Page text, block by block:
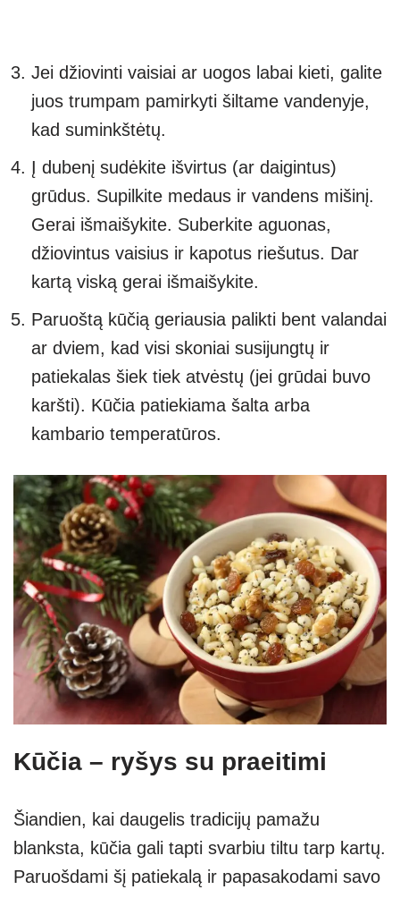
Jei džiovinti vaisiai ar uogos labai kieti, galite
juos trumpam pamirkyti šiltame vandenyje,
kad suminkštėtų.
Į dubenį sudėkite išvirtus (ar daigintus)
grūdus. Supilkite medaus ir vandens mišinį.
Gerai išmaišykite. Suberkite aguonas,
džiovintus vaisius ir kapotus riešutus. Dar
kartą viską gerai išmaišykite.
Paruoštą kūčią geriausia palikti bent valandai
ar dviem, kad visi skoniai susijungtų ir
patiekalas šiek tiek atvėstų (jei grūdai buvo
karšti). Kūčia patiekiama šalta arba
kambario temperatūros.
Kūčia – ryšys su praeitimi
Šiandien, kai daugelis tradicijų pamažu
blanksta, kūčia gali tapti svarbiu tiltu tarp kartų.
Paruošdami šį patiekalą ir papasakodami savo